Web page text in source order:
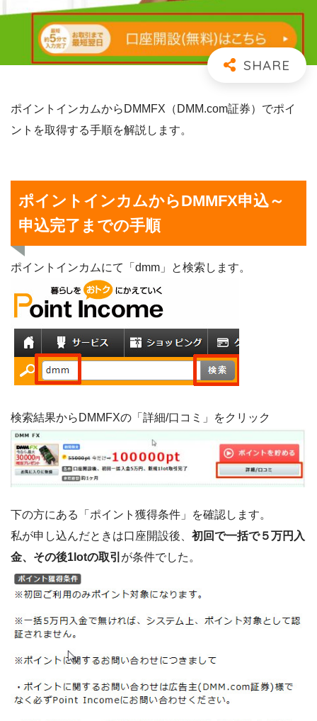
ポイントインカムからDMMFX（DMM.com証券）でポイ
ントを取得する手順を解説します。
ポイントインカムからDMMFX申込～
申込完了までの手順
ポイントインカムにて「dmm」と検索します。
検索結果からDMMFXの「詳細/口コミ」をクリック
下の方にある「ポイント獲得条件」を確認します。
私が申し込んだときは口座開設後、 初回で一括で５万円入
金、その後1lotの取引 が条件でした。